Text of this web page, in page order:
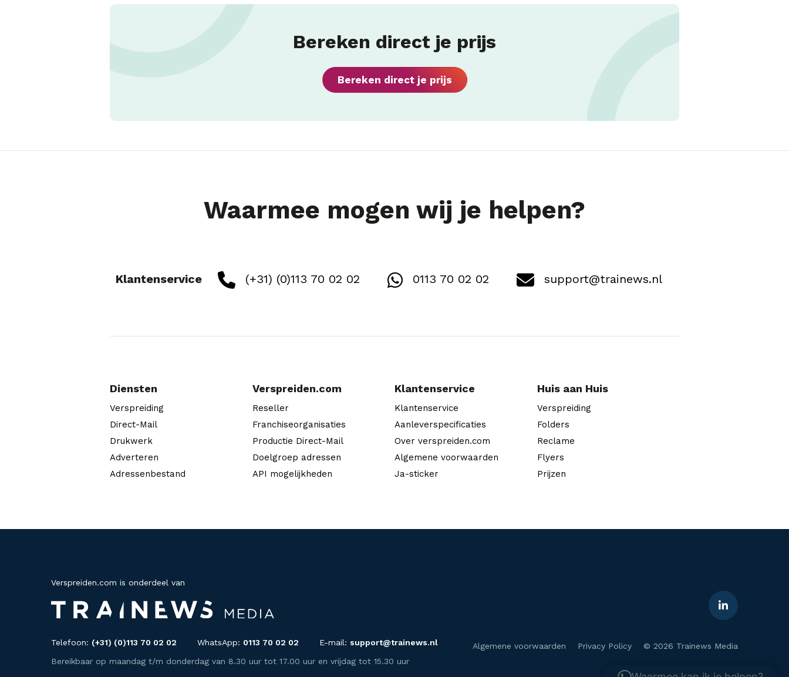
Bereken direct je prijs
Bereken direct je prijs
Waarmee mogen wij je helpen?
Klantenservice (+31) (0)113 70 02 02 0113 70 02 02 support@trainews.nl
Diensten
Verspreiding
Direct-Mail
Drukwerk
Adverteren
Adressenbestand
Verspreiden.com
Reseller
Franchiseorganisaties
Productie Direct-Mail
Doelgroep adressen
API mogelijkheden
Klantenservice
Klantenservice
Aanleverspecificaties
Over verspreiden.com
Algemene voorwaarden
Ja-sticker
Huis aan Huis
Verspreiding
Folders
Reclame
Flyers
Prijzen
Verspreiden.com is onderdeel van
Telefoon: (+31) (0)113 70 02 02 WhatsApp: 0113 70 02 02 E-mail: support@trainews.nl
Bereikbaar op maandag t/m donderdag van 8.30 uur tot 17.00 uur en vrijdag tot 15.30 uur
Algemene voorwaarden Privacy Policy © 2026 Trainews Media